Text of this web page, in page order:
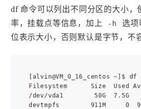
df 命令可以列出不同分区的大小，
率，挂载点等信息，加上
-h
选项
位表示大小，否则默认是字节，不
[alvin@VM_0_16_centos ~]$ df
Filesystem      Size  Used
/dev/vda1        50G  7.5G
devtmpfs        911M     0